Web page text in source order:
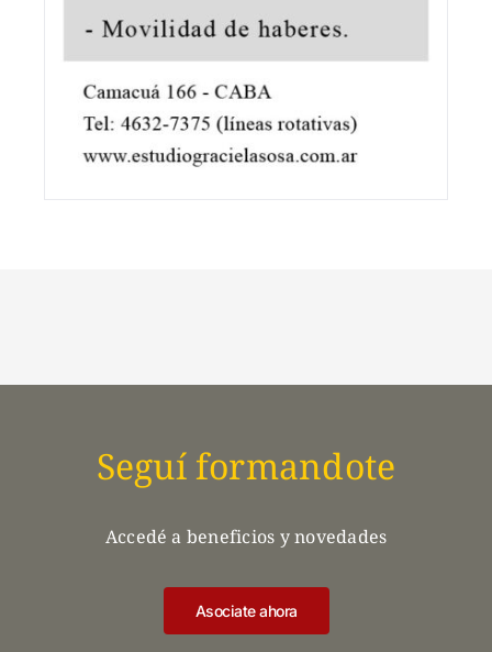
Seguí formandote
Accedé a beneficios y novedades
Asociate ahora